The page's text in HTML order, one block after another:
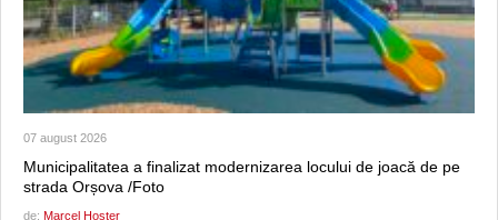
07 august 2026
Municipalitatea a finalizat modernizarea locului de joacă de pe
strada Orșova /Foto
de: Marcel Hoster